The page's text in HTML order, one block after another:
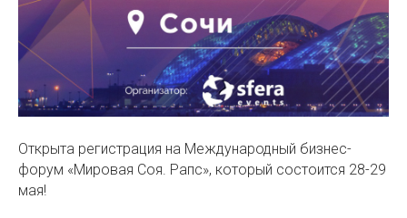
Открыта регистрация на Международный бизнес-
форум «Мировая Соя. Рапс», который состоится 28-29
мая!